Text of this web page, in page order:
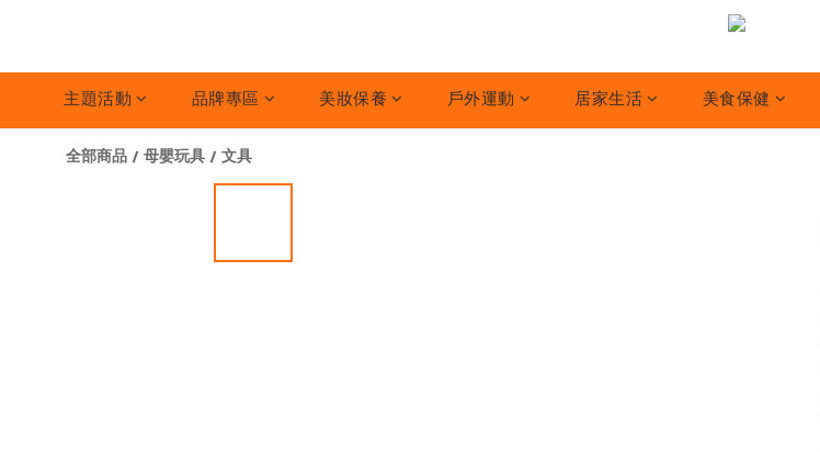
主題活動 品牌專區 美妝保養 戶外運動 居家生活 美食保健
全部商品/ 母嬰玩具/ 文具